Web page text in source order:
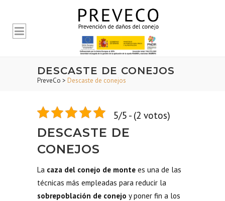
DESCASTE DE CONEJOS
PreveCo > Descaste de conejos
5/5 - (2 votos)
DESCASTE DE
CONEJOS
La caza del conejo de monte es una de las
técnicas más empleadas para reducir la
sobrepoblación de conejo y poner fin a los